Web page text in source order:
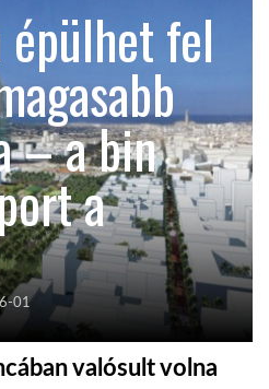
épülhet fel
– a bin
a
01
valósult volna